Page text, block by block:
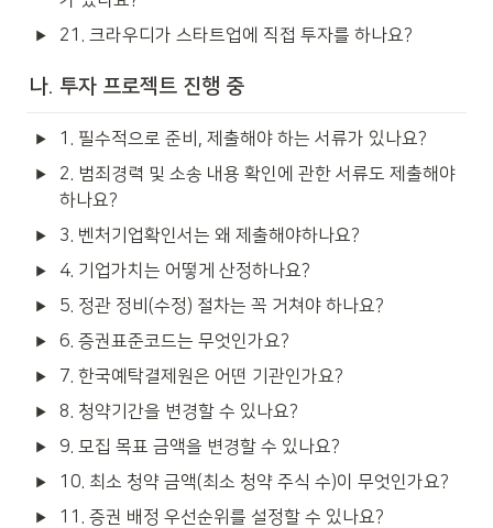
21. 크라우디가 스타트업에 직접 투자를 하나요?
나. 투자 프로젝트 진행 중
1. 필수적으로 준비, 제출해야 하는 서류가 있나요?
2. 범죄경력 및 소송 내용 확인에 관한 서류도 제출해야
하나요?
3. 벤처기업확인서는 왜 제출해야하나요?
4. 기업가치는 어떻게 산정하나요?
5. 정관 정비(수정) 절차는 꼭 거쳐야 하나요?
6. 증권표준코드는 무엇인가요?
7. 한국예탁결제원은 어떤 기관인가요?
8. 청약기간을 변경할 수 있나요?
9. 모집 목표 금액을 변경할 수 있나요?
10. 최소 청약 금액(최소 청약 주식 수)이 무엇인가요?
11. 증권 배정 우선순위를 설정할 수 있나요?